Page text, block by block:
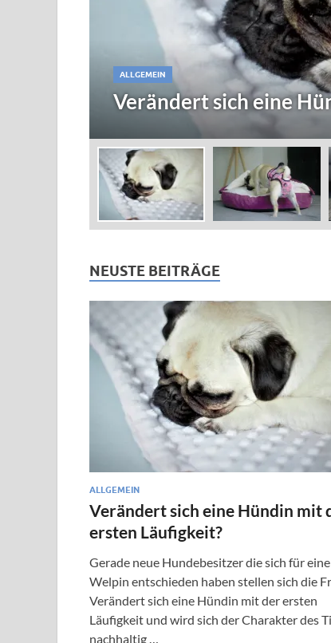
ALLGEMEIN
10 einfache Tipps
NEUSTE BEITRÄGE
ALLGEMEIN
Verändert sich eine Hündin mit
ersten Läufigkeit?
Gerade neue Hundebesitzer die sich für eine
Welpin entschieden haben stellen sich die
Verändert sich eine Hündin mit der ersten
Läufigkeit und wird sich der Charakter des
nachhaltig …